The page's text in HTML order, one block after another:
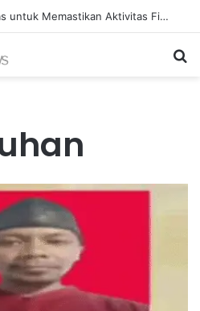
Panduan Fitness Ringkas untuk Memastikan Aktivitas Fisik Anda Tetap Konsisten